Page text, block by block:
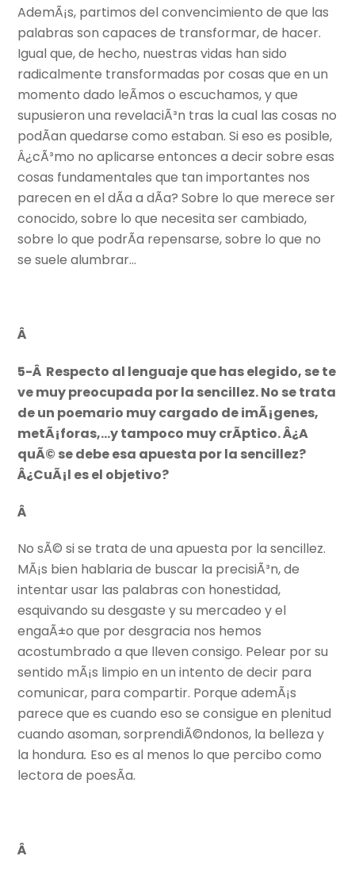
AdemÃ¡s, partimos del convencimiento de que las
palabras son capaces de transformar, de hacer.
Igual que, de hecho, nuestras vidas han sido
radicalmente transformadas por cosas que en un
momento dado leÃ­mos o escuchamos, y que
supusieron una revelaciÃ³n tras la cual las cosas no
podÃ­an quedarse como estaban. Si eso es posible,
Â¿cÃ³mo no aplicarse entonces a decir sobre esas
cosas fundamentales que tan importantes nos
parecen en el dÃ­a a dÃ­a? Sobre lo que merece ser
conocido, sobre lo que necesita ser cambiado,
sobre lo que podrÃ­a repensarse, sobre lo que no
se suele alumbrar…
Â
5-Â Respecto al lenguaje que has elegido, se te
ve muy preocupada por la sencillez. No se trata
de un poemario muy cargado de imÃ¡genes,
metÃ¡foras,…y tampoco muy crÃ­ptico. Â¿A
quÃ© se debe esa apuesta por la sencillez?
Â¿CuÃ¡l es el objetivo?
Â
No sÃ© si se trata de una apuesta por la sencillez.
MÃ¡s bien hablaria de buscar la precisiÃ³n, de
intentar usar las palabras con honestidad,
esquivando su desgaste y su mercadeo y el
engaÃ±o que por desgracia nos hemos
acostumbrado a que lleven consigo. Pelear por su
sentido mÃ¡s limpio en un intento de decir para
comunicar, para compartir. Porque ademÃ¡s
parece que es cuando eso se consigue en plenitud
cuando asoman, sorprendiÃ©ndonos, la belleza y
la hondura. Eso es al menos lo que percibo como
lectora de poesÃ­a.
Â